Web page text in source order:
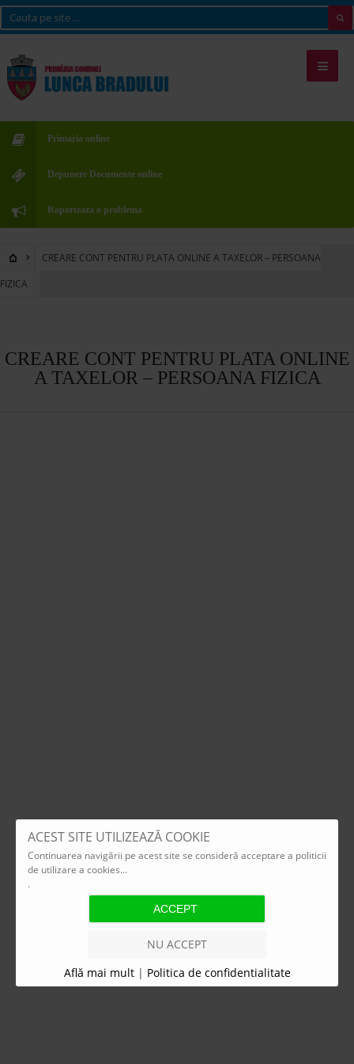
Primaria online
Depunere Documente online
Raporteaza o problema
CREARE CONT PENTRU PLATA ONLINE A TAXELOR – PERSOANA
FIZICA
CREARE CONT PENTRU PLATA ONLINE
A TAXELOR – PERSOANA FIZICA
ACEST SITE UTILIZEAZĂ COOKIE
Continuarea navigării pe acest site se consideră acceptare a politicii
de utilizare a cookies...
.
NU ACCEPT
Află mai mult | Politica de confidentialitate